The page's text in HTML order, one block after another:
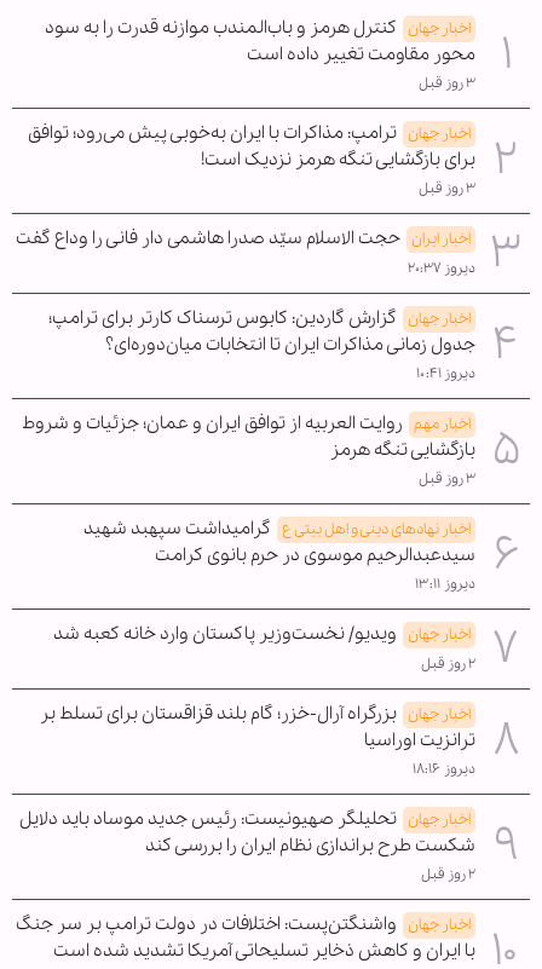
اخبار جهان کنترل هرمز و باب‌المندب موازنه قدرت را به سود
محور مقاومت تغییر داده است
۳ روز قبل
اخبار جهان ترامپ: مذاکرات با ایران به‌خوبی پیش می‌رود؛ توافق
برای بازگشایی تنگه هرمز نزدیک است!
۳ روز قبل
اخبار ایران حجت الاسلام سیّد صدرا هاشمی دار فانی را وداع گفت
دیروز ۲۰:۳۷
اخبار جهان گزارش گاردین: کابوس ترسناک کارتر برای ترامپ؛
جدول زمانی مذاکرات ایران تا انتخابات میان‌دوره‌ای؟
دیروز ۱۰:۴۱
اخبار مهم روایت العربیه از توافق ایران و عمان؛ جزئیات و شروط
بازگشایی تنگه هرمز
۳ روز قبل
اخبار نهادهای دینی و اهل بیتی ع گرامیداشت سپهبد شهید
سیدعبدالرحیم موسوی در حرم بانوی کرامت
دیروز ۱۳:۱۱
اخبار جهان ویدیو/ نخست‌وزیر پاکستان وارد خانه کعبه شد
۲ روز قبل
اخبار جهان بزرگراه آرال-خزر؛ گام بلند قزاقستان برای تسلط بر
ترانزیت اوراسیا
دیروز ۱۸:۱۶
اخبار جهان تحلیلگر صهیونیست: رئیس جدید موساد باید دلایل
شکست طرح براندازی نظام ایران را بررسی کند
۲ روز قبل
اخبار جهان واشنگتن‌پست: اختلافات در دولت ترامپ بر سر جنگ
با ایران و کاهش ذخایر تسلیحاتی آمریکا تشدید شده است